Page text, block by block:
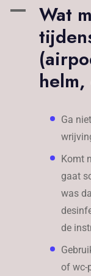
A
Wat
Ga
Komt
gaat
was
de
of wc-